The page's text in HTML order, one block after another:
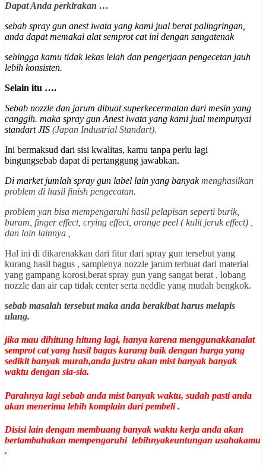
Dapat Anda perkirakan …
sebab spray gun anest iwata yang kami jual berat palingringan,
anda dapat memakai alat semprot cat ini dengan sangatenak
sehingga kamu tidak lekas lelah dan pengerjaan pengecetan jauh
lebih konsisten.
Selain itu ….
Sebab nozzle dan jarum dibuat superkecermatan dari mesin yang
canggih. maka spray gun Anest iwata yang kami jual mempunyai
standart JIS (Japan Industrial Standart).
Ini bermaksud dari sisi kwalitas, kamu tanpa perlu lagi
bingungsebab dapat di pertanggung jawabkan.
Di market jumlah spray gun label lain yang banyakmenghasilkan
problem di hasil finish pengecatan.
problem yan bisa mempengaruhi hasil pelapisan seperti burik,
buram, finger effect, crying effect, orange peel ( kulit jeruk effect) ,
dan lain lainnya ,
Hal ini di dikarenakkan dari fitur dari spray gun tersebut yang
kurang hasil bagus , samplenya nozzle jarum terbuat dari material
yang gampang korosi,berat spray gun yang sangat berat , lobang
nozzle dan air cap tidak center serta neddle yang mudah bengkok.
sebab masalah tersebut maka anda berakibat harus melapis
ulang.
jika mau dihitung hitung lagi, hanya karena menggunakkanalat
semprot cat yang hasil bagus kurang baik dengan harga yang
sedikit banyak murah,anda justru akan mist banyak banyak
waktu dengan sia-sia.
Parahnya lagi sebab anda mist banyak waktu, sudah pasti anda
akan menerima lebih komplain dari pembeli .
Disisi lain dengan membuang banyak waktu kerja anda akan
bertambahakan mempengaruhi lebihnyakeuntungan usahakamu
.